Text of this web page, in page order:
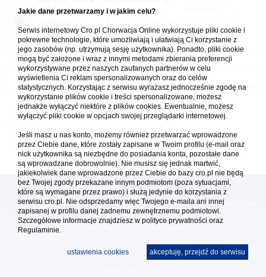
dyskusja
zabawy i wytypuj
wyniki
Forum Chorwacja Online - Cro.pl
Usuń ciasteczka• Strefa czasowa: UTC + 1 (Polska - czas zimowy) [ DST
[reklama ] [
Platforma cro.pl© Chorwacja online™ wykorzystuje cookies do prawidłowego działania, te pliki
gromadzą na Twoim komputerze dane ułatwiające korzystanie z serwisu; więcej informacji w
Redakcja platformy cro.pl© Chorwacja online™ nie odpowiada za treści zamieszczone przez
użytkowników. Korzystanie z serwisu oznacza akceptację regulaminu. Serwis ma charakter
się organizacją imprez turystycznych oraz nie odpowiada za treść zamieszczonych reklam.
Jakie dane przetwarzamy i w jakim celu?
Serwis internetowy Cro.pl Chorwacja Online wykorzystuje pliki cookie i
pokrewne technologie, które umożliwiają i ułatwiają Ci korzystanie z
jego zasobów (np. utrzymują sesję użytkownika). Ponadto, pliki cookie
mogą być założone i wraz z innymi metodami zbierania preferencji
wykorzystywane przez naszych zaufanych partnerów w celu
wyświetlenia Ci reklam spersonalizowanych oraz do celów
statystycznych. Korzystając z serwisu wyrażasz jednocześnie zgodę na
wykorzystanie plików cookie i treści spersonalizowane, możesz
jednakże wyłączyć niektóre z plików cookies. Ewentualnie, możesz
wyłączyć pliki cookie w opcjach swojej przeglądarki internetowej.
Jeśli masz u nas konto, możemy również przetwarzać wprowadzone
przez Ciebie dane, które zostały zapisane w Twoim profilu (e-mail oraz
nick użytkownika są niezbędne do posiadania konta, pozostałe dane
są wprowadzane dobrowolnie). Nie musisz się jednak martwić,
jakiekolwiek dane wprowadzone przez Ciebie do bazy cro.pl nie będą
bez Twojej zgody przekazane innym podmiotom (poza sytuacjami,
które są wymagane przez prawo) i służą jedynie do korzystania z
serwisu cro.pl. Nie odsprzedamy więc Twojego e-maila ani innej
zapisanej w profilu danej żadnemu zewnętrznemu podmiotowi.
Szczegółowe informacje znajdziesz w polityce prywatności oraz
Regulaminie.
akceptuję, przejdź do serwisu
ustawienia cookies